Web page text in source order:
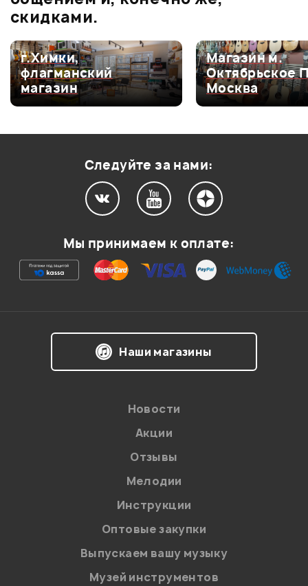
Мой отзыв о товаре
Ваша оценка:
Впечатления о товаре:
согласиена обработку персональных данных в
соответствии сПолитикой в отношении обработки
персональных данных.
скидками.
г.Химки,
флагманский
магазин
Магазин м.
Октябрьское
Москва
Следуйте за нами:
Мы принимаем к оплате:
Наши магазины
Новости
Акции
Отзывы
Мелодии
Инструкции
Оптовые закупки
Выпускаем вашу музыку
Музей инструментов